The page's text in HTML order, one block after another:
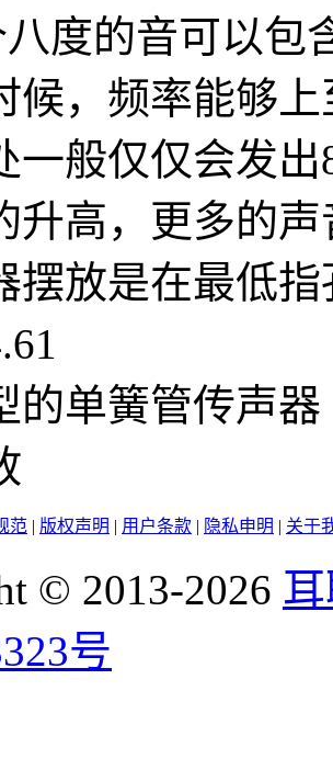
度的音可以包
候，频率能够
一般仅仅会发
升高，更多的
摆放是在最低
单簧管传声器
范 | 版权声明 | 用户条款 | 隐私申明 | 关于
© 2013-2026
号